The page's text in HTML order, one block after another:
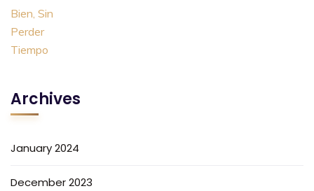
Archives
January 2024
December 2023